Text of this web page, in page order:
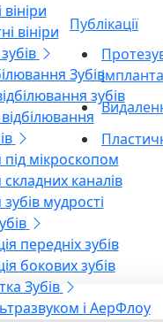
вініри
Зубів
зубів
під мікроскопом
складних каналів
мудрості
передніх зубів
бокових зубів
Зубів
і АерФлоу
Публікації